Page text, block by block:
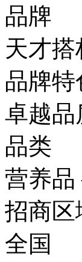
品牌
天才搭
品牌特
卓越品
品类
营养
招商区
全国